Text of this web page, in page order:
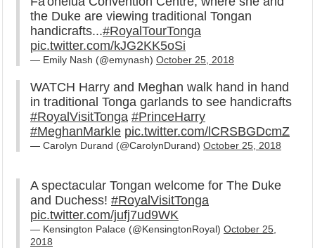
the Duke are viewing traditional Tongan
handicrafts...#RoyalTourTonga
pic.twitter.com/kJG2KK5oSi
— Emily Nash (@emynash) October 25, 2018
WATCH Harry and Meghan walk hand in hand
in traditional Tonga garlands to see handicrafts
#RoyalVisitTonga #PrinceHarry
#MeghanMarkle pic.twitter.com/lCRSBGDcmZ
— Carolyn Durand (@CarolynDurand) October 25, 2018
A spectacular Tongan welcome for The Duke
and Duchess! #RoyalVisitTonga
pic.twitter.com/jufj7ud9WK
— Kensington Palace (@KensingtonRoyal) October 25,
2018